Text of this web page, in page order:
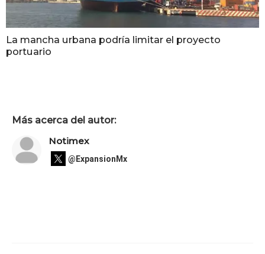
La mancha urbana podría limitar el proyecto
portuario
Más acerca del autor:
Notimex
@ExpansionMx